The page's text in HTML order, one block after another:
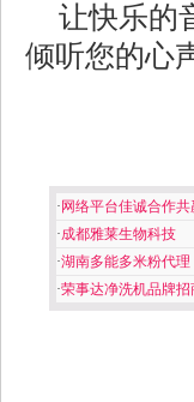
让快乐的
倾听您的心
· 网络平台佳诚合作共
·成都雅莱生物科技
·湖南多能多米粉代理
·荣事达净洗机品牌招